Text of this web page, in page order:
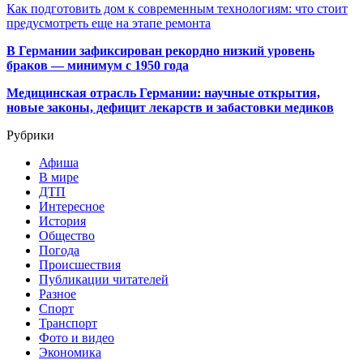
Как подготовить дом к современным технологиям: что стоит
предусмотреть еще на этапе ремонта
В Германии зафиксирован рекордно низкий уровень
браков — минимум с 1950 года
Медицинская отрасль Германии: научные открытия,
новые законы, дефицит лекарств и забастовки медиков
Рубрики
Афиша
В мире
ДТП
Интересное
История
Общество
Погода
Происшествия
Публикации читателей
Разное
Спорт
Транспорт
Фото и видео
Экономика